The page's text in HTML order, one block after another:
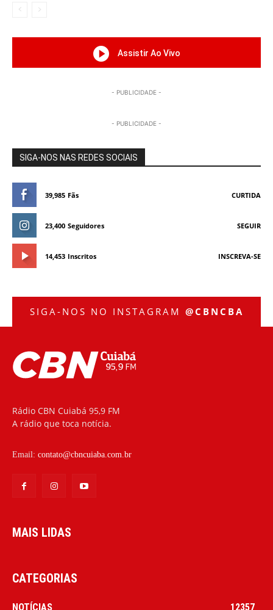
Assistir Ao Vivo
- PUBLICIDADE -
- PUBLICIDADE -
SIGA-NOS NAS REDES SOCIAIS
39,985 Fãs CURTIDA
23,400 Seguidores SEGUIR
14,453 Inscritos INSCREVA-SE
SIGA-NOS NO INSTAGRAM @CBNCBA
Rádio CBN Cuiabá 95,9 FM
A rádio que toca notícia.
Email: contato@cbncuiaba.com.br
MAIS LIDAS
CATEGORIAS
NOTÍCIAS 12357